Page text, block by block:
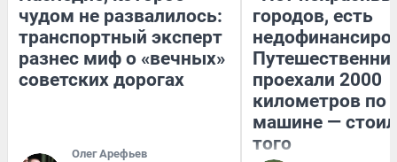
чудом не развалилось:
транспортный эксперт
разнес миф о «вечных»
советских дорогах
Олег Арефьев
городов, есть
проехали 2000
километров по
машине —
того